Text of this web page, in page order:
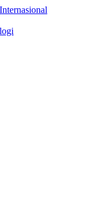
Internasional